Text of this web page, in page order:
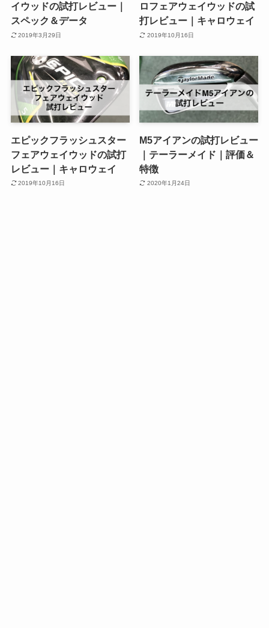
イウッドの試打レビュー｜
スペック＆データ
2019年3月29日
ロフェアウェイウッドの試
打レビュー｜キャロウェイ
2019年10月16日
エピックフラッシュスター
フェアウェイウッドの試打
レビュー｜キャロウェイ
2019年10月16日
M5アイアンの試打レビュー
｜テーラーメイド｜評価＆
特徴
2020年1月24日